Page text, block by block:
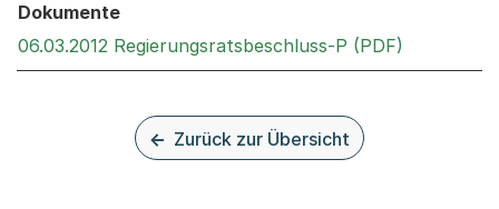
Dokumente
06.03.2012 Regierungsratsbeschluss-P (PDF)
Zurück zur Übersicht